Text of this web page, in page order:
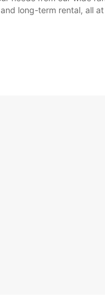
long-term rental, all